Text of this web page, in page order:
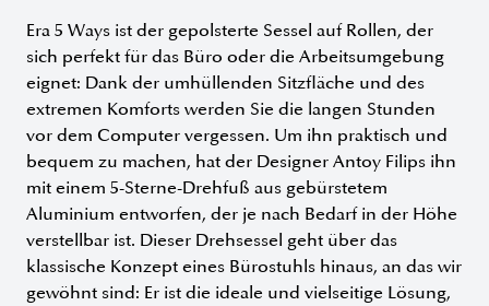
Era 5 Ways ist der gepolsterte Sessel auf Rollen, der
sich perfekt für das Büro oder die Arbeitsumgebung
eignet: Dank der umhüllenden Sitzfläche und des
extremen Komforts werden Sie die langen Stunden
vor dem Computer vergessen. Um ihn praktisch und
bequem zu machen, hat der Designer Antoy Filips ihn
mit einem 5-Sterne-Drehfuß aus gebürstetem
Aluminium entworfen, der je nach Bedarf in der Höhe
verstellbar ist. Dieser Drehsessel geht über das
klassische Konzept eines Bürostuhls hinaus, an das wir
gewöhnt sind: Er ist die ideale und vielseitige Lösung,